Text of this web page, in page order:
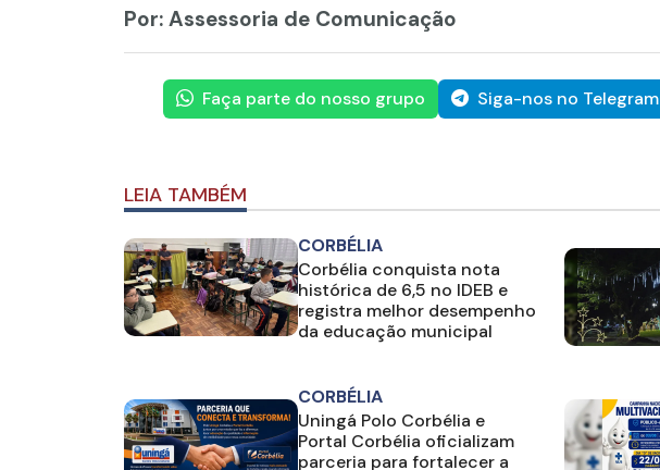
Por: Assessoria de Comunicação
Faça parte do nosso grupo Siga-nos no Telegram
LEIA TAMBÉM
CORBÉLIA
Corbélia conquista nota
histórica de 6,5 no IDEB e
registra melhor desempenho
da educação municipal
CORBÉLIA
Uningá Polo Corbélia e
Portal Corbélia oficializam
parceria para fortalecer a